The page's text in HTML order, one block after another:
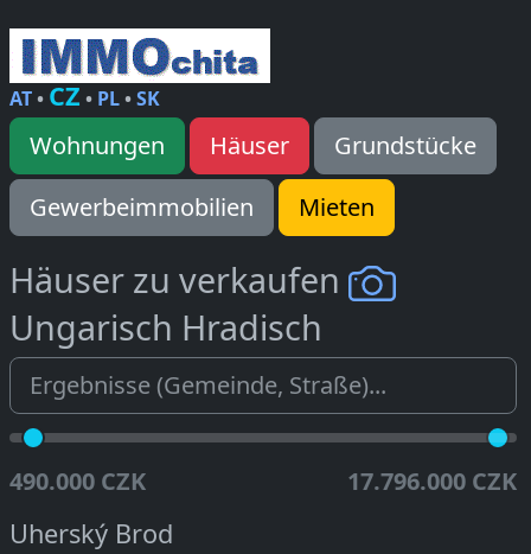
AT• CZ • PL•SK
Wohnungen Häuser
Grundstücke
Gewerbeimmobilien
Mieten
Häuser zu verkaufen
Ungarisch Hradisch
490.000 CZK 17.796.000 CZK
Uherský Brod